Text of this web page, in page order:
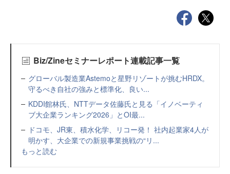
Biz/Zineセミナーレポート連載記事一覧
グローバル製造業Astemoと星野リゾートが挑むHRDX。
守るべき自社の強みと標準化、良い...
KDDI館林氏、NTTデータ佐藤氏と見る「イノベーティ
ブ大企業ランキング2026」とOI最...
ドコモ、JR東、積水化学、リコー発！ 社内起業家4人が
明かす、大企業での新規事業挑戦の“リ...
もっと読む